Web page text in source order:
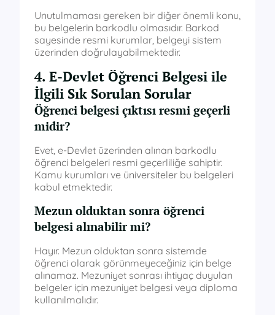
Unutulmaması gereken bir diğer önemli konu,
bu belgelerin barkodlu olmasıdır. Barkod
sayesinde resmi kurumlar, belgeyi sistem
üzerinden doğrulayabilmektedir.
4. E-Devlet Öğrenci Belgesi ile
İlgili Sık Sorulan Sorular
Öğrenci belgesi çıktısı resmi geçerli
midir?
Evet, e-Devlet üzerinden alınan barkodlu
öğrenci belgeleri resmi geçerliliğe sahiptir.
Kamu kurumları ve üniversiteler bu belgeleri
kabul etmektedir.
Mezun olduktan sonra öğrenci
belgesi alınabilir mi?
Hayır. Mezun olduktan sonra sistemde
öğrenci olarak görünmeyeceğiniz için belge
alınamaz. Mezuniyet sonrası ihtiyaç duyulan
belgeler için mezuniyet belgesi veya diploma
kullanılmalıdır.